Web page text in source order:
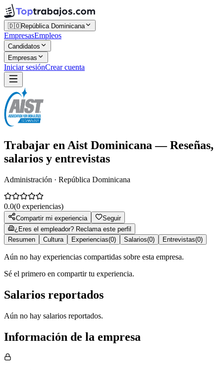
🇩🇴República Dominicana
EmpresasEmpleos
Candidatos
Empresas
Iniciar sesiónCrear cuenta
Trabajar en Aist Dominicana — Reseñas,
salarios y entrevistas
Administración · República Dominicana
0.0(0 experiencias)
Compartir mi experiencia
Seguir
¿Eres el empleador? Reclama este perfil
Resumen
Cultura Experiencias(0) Salarios(0) Entrevistas(0)
Aún no hay experiencias compartidas sobre esta empresa.
Sé el primero en compartir tu experiencia.
Salarios reportados
Aún no hay salarios reportados.
Información de la empresa